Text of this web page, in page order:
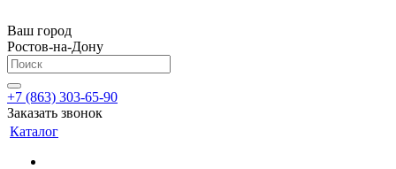
Ваш город
Ростов-на-Дону
+7 (863) 303-65-90
Заказать звонок
Каталог